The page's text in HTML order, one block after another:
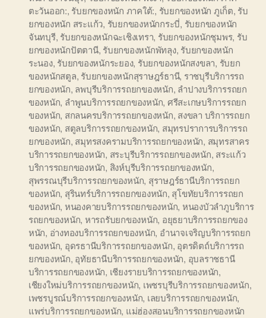
ตะวันออก:, รับยกของหนัก ภาคใต้:, รับยกของหนัก ภูเก็ต, รับ
ยกของหนัก สระแก้ว, รับยกของหนักกระบี่, รับยกของหนัก
จันทบุรี, รับยกของหนักฉะเชิงเทรา, รับยกของหนักชุมพร, รับ
ยกของหนักปัตตานี, รับยกของหนักพัทลุง, รับยกของหนัก
ระนอง, รับยกของหนักระยอง, รับยกของหนักสงขลา, รับยก
ของหนักสตูล, รับยกของหนักสุราษฎร์ธานี, ราชบุรีบริการรถ
ยกของหนัก, ลพบุรีบริการรถยกของหนัก, ลำปางบริการรถยก
ของหนัก, ลำพูนบริการรถยกของหนัก, ศรีสะเกษบริการรถยก
ของหนัก, สกลนครบริการรถยกของหนัก, สงขลา บริการรถยก
ของหนัก, สตูลบริการรถยกของหนัก, สมุทรปราการบริการรถ
ยกของหนัก, สมุทรสงครามบริการรถยกของหนัก, สมุทรสาคร
บริการรถยกของหนัก, สระบุรีบริการรถยกของหนัก, สระแก้ว
บริการรถยกของหนัก, สิงห์บุรีบริการรถยกของหนัก,
สุพรรณบุรีบริการรถยกของหนัก, สุราษฎร์ธานีบริการรถยก
ของหนัก, สุรินทร์บริการรถยกของหนัก, สุโขทัยบริการรถยก
ของหนัก, หนองคายบริการรถยกของหนัก, หนองบัวลำภูบริการ
รถยกของหนัก, หารถรับยกของหนัก, อยุธยาบริการรถยกของ
หนัก, อ่างทองบริการรถยกของหนัก, อำนาจเจริญบริการรถยก
ของหนัก, อุดรธานีบริการรถยกของหนัก, อุตรดิตถ์บริการรถ
ยกของหนัก, อุทัยธานีบริการรถยกของหนัก, อุบลราชธานี
บริการรถยกของหนัก, เชียงรายบริการรถยกของหนัก,
เชียงใหม่บริการรถยกของหนัก, เพชรบุรีบริการรถยกของหนัก,
เพชรบูรณ์บริการรถยกของหนัก, เลยบริการรถยกของหนัก,
แพร่บริการรถยกของหนัก, แม่ฮ่องสอนบริการรถยกของหนัก